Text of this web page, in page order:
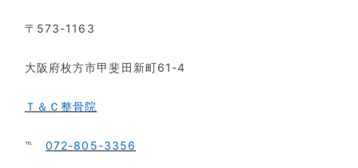
〒573-1163
大阪府枚方市甲斐田新町61-4
Ｔ＆Ｃ整骨院
℡072-805-3356